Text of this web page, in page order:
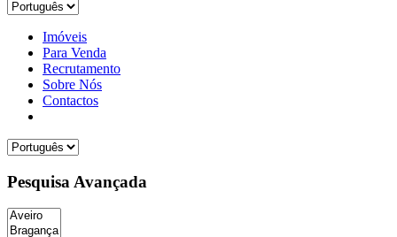
Imóveis
Para Venda
Recrutamento
Sobre Nós
Contactos
Pesquisa Avançada